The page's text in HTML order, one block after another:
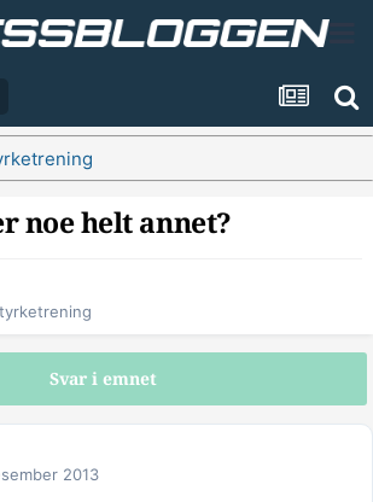
noe helt annet?
Svar i emnet
2013